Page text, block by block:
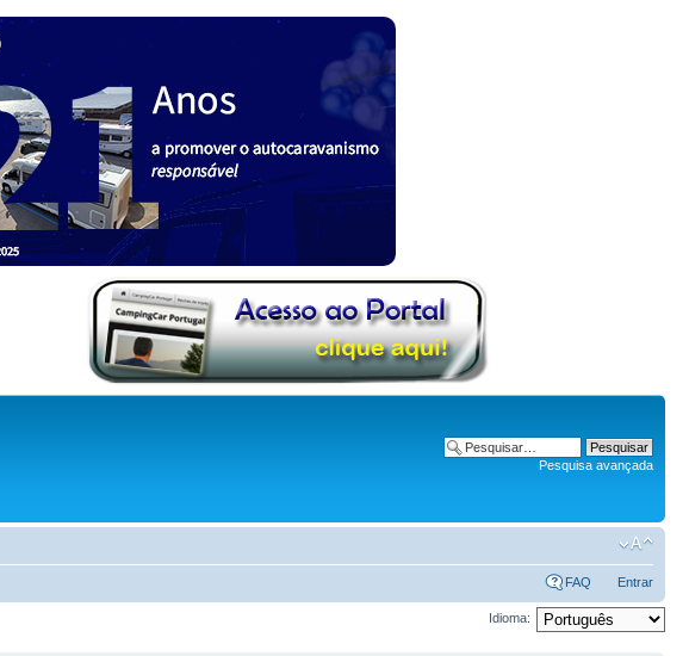
Pesquisa avançada
FAQ Entrar
Idioma: